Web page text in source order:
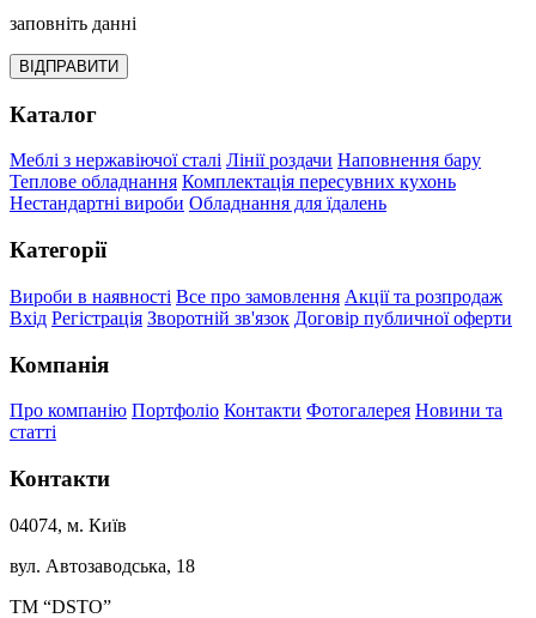
заповніть данні
ВІДПРАВИТИ
Каталог
Меблі з нержавіючої сталі Лінії роздачи Наповнення бару
Теплове обладнання Комплектація пересувних кухонь
Нестандартні вироби Обладнання для їдалень
Категорії
Вироби в наявності Все про замовлення Акції та розпродаж
Вхід Регістрація Зворотній зв'язок Договір публичної оферти
Компанія
Про компанію Портфоліо Контакти Фотогалерея Новини та
статті
Контакти
04074, м. Київ
вул. Автозаводська, 18
ТМ “DSTO”